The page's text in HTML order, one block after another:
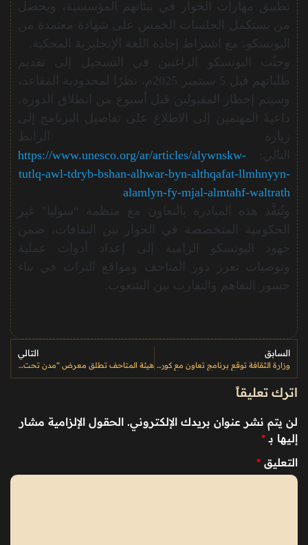
تطبيق مهارات الحوار في بيئاتهم المؤسسية، ويحصل
من يستكمل الجلسات الخمس على شهادة معتمدة من
اليونسكو، مع اشتراط إجادة اللغة الإنجليزية المحكية.
وحثّت اليونسكو الراغبين في التسجيل إلى تقديم
طلباتهم قبل 5 سبتمبر 2025م، نظرًا لمحدودية المقاعد،
وسيتم إخطار المقبولين قبل أسبوع من انطلاق الدورة،
داعيةً المهتمين إلى الاطلاع على تفاصيل البرنامج إلى
زيارة الرابط
التالي: https://www.unesco.org/ar/articles/alywnskw-
tutlq-awl-tdryb-bshan-alhwar-byn-althqafat-llmhnyyn-
alamlyn-fy-mjal-almtahf-waltrath
وتُنفَّذ هذه المبادرة بالتعاون مع منظمة “سوليا” غير
الحكومية المتخصصة في الحوار بين الثقافات، ضمن
جهود اليونسكو الرامية إلى إعداد أدوات عملية
وتوصيات تعزز دور المتاحف ومواقع التراث في بناء
جسور التفاهم والتقارب بين الشعوب.
السابق
وزارة الثقافة توقع برنامج تعاون مع كوريا في الأرشفة الرقمية والتوثيق
التالي
هيئة المتاحف تطلق معرض “مدن تحت الحجر” بمتحف الفن المعاصر
اترك تعليقاً
لن يتم نشر عنوان بريدك الإلكتروني. الحقول الإلزامية مشار
إليها بـ *
التعليق *